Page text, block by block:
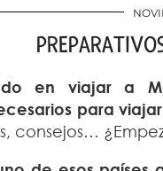
en viajar a
para
consejos…